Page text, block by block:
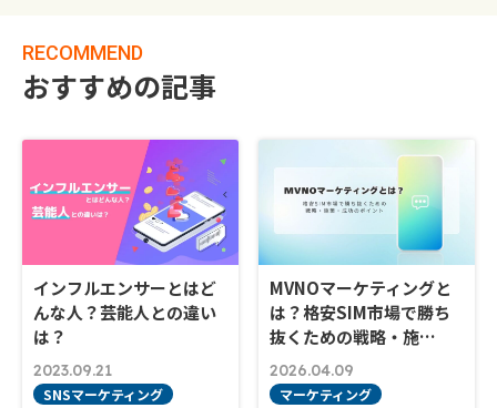
RECOMMEND
おすすめの記事
インフルエンサーとはど
んな人？芸能人との違い
は？
2023.09.21
SNSマーケティング
MVNOマーケティングと
は？格安SIM市場で勝ち
抜くための戦略・施…
2026.04.09
マーケティング